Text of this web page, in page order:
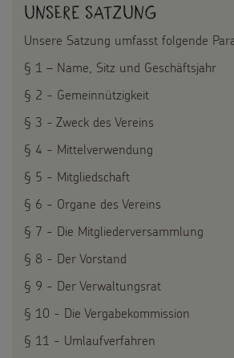
Sternsinger-Material
Tipps und Anregungen
Hintergründe und
Sternsingermobil
Fotoausstellung
180 Jahre
Umwelt
Gesundheit
Kinderrechte
Flucht
Kinderarbeit
Behinderung
Grundsätze der Projektarbeit
BILDUNGSMATERIAL
Für die Kita
Für die Pfarrgemeinde
Weltmissionstag der Kinder
Weihnachten Weltweit
Basteln & Aktionen
Gottesdienstbausteine
SPENDEN
Pate werden
Spendenformular
Spendendose
Unternehmensspenden
Sternsinger-Stiftung
FÜR KINDER
Die Sternsinger auf WhatsApp
Backen und Basteln
Sternsinger-Magazin
Videos
Sternsinger-Steckbrief
Presse
Kontakt
Unsere Satzung
Unsere Satzung umfasst folgende
§ 1 – Name, Sitz und Geschäftsjahr
§ 2 - Gemeinnützigkeit
§ 3 - Zweck des Vereins
§ 4 - Mittelverwendung
§ 5 - Mitgliedschaft
§ 6 - Organe des Vereins
§ 7 - Die Mitgliederversammlung
§ 8 - Der Vorstand
§ 9 - Der Verwaltungsrat
§ 10 - Die Vergabekommission
§ 11 - Umlaufverfahren